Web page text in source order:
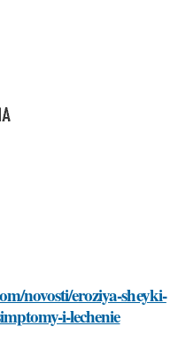
novosti/eroziya-sheyki-
i-lechenie